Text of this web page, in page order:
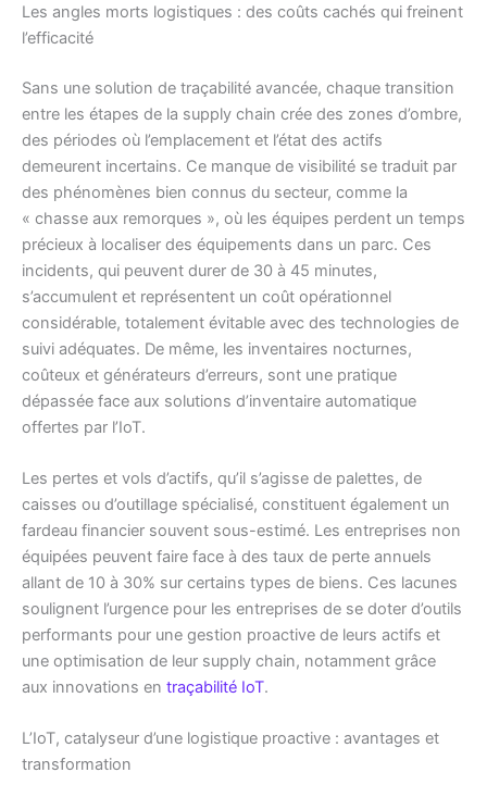
Les angles morts logistiques : des coûts cachés qui freinent
l’efficacité
Sans une solution de traçabilité avancée, chaque transition
entre les étapes de la supply chain crée des zones d’ombre,
des périodes où l’emplacement et l’état des actifs
demeurent incertains. Ce manque de visibilité se traduit par
des phénomènes bien connus du secteur, comme la
« chasse aux remorques », où les équipes perdent un temps
précieux à localiser des équipements dans un parc. Ces
incidents, qui peuvent durer de 30 à 45 minutes,
s’accumulent et représentent un coût opérationnel
considérable, totalement évitable avec des technologies de
suivi adéquates. De même, les inventaires nocturnes,
coûteux et générateurs d’erreurs, sont une pratique
dépassée face aux solutions d’inventaire automatique
offertes par l’IoT.
Les pertes et vols d’actifs, qu’il s’agisse de palettes, de
caisses ou d’outillage spécialisé, constituent également un
fardeau financier souvent sous-estimé. Les entreprises non
équipées peuvent faire face à des taux de perte annuels
allant de 10 à 30% sur certains types de biens. Ces lacunes
soulignent l’urgence pour les entreprises de se doter d’outils
performants pour une gestion proactive de leurs actifs et
une optimisation de leur supply chain, notamment grâce
aux innovations en traçabilité IoT.
L’IoT, catalyseur d’une logistique proactive : avantages et
transformation